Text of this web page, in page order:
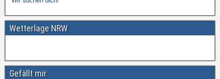
Wetterlage NRW
Gefällt mir